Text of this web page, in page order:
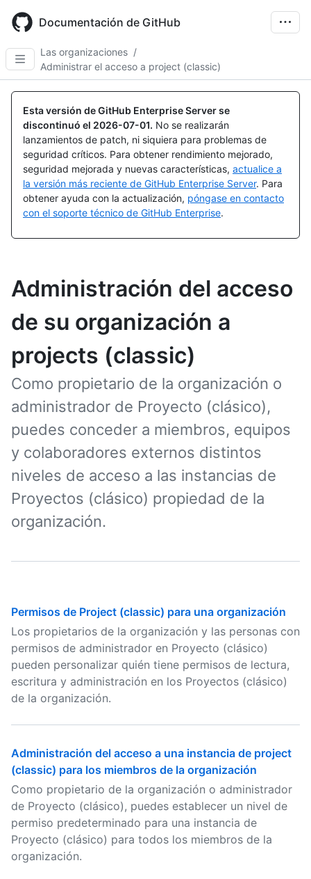
main
content
Documentación de GitHub
Las organizaciones /
Administrar el acceso a project (classic)
Esta versión de GitHub Enterprise Server se
discontinuó el 2026-07-01. No se realizarán
lanzamientos de patch, ni siquiera para problemas de
seguridad críticos. Para obtener rendimiento mejorado,
seguridad mejorada y nuevas características, actualice a
la versión más reciente de GitHub Enterprise Server. Para
obtener ayuda con la actualización, póngase en contacto
con el soporte técnico de GitHub Enterprise.
Administración del acceso
de su organización a
projects (classic)
Como propietario de la organización o
administrador de Proyecto (clásico),
puedes conceder a miembros, equipos
y colaboradores externos distintos
niveles de acceso a las instancias de
Proyectos (clásico) propiedad de la
organización.
Permisos de Project (classic) para una organización
Los propietarios de la organización y las personas con
permisos de administrador en Proyecto (clásico)
pueden personalizar quién tiene permisos de lectura,
escritura y administración en los Proyectos (clásico)
de la organización.
Administración del acceso a una instancia de project
(classic) para los miembros de la organización
Como propietario de la organización o administrador
de Proyecto (clásico), puedes establecer un nivel de
permiso predeterminado para una instancia de
Proyecto (clásico) para todos los miembros de la
organización.